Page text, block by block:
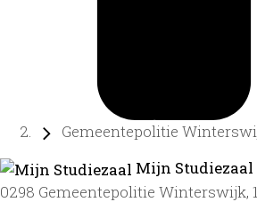
Gemeentepolitie
Mijn
0298 Gemeentepolitie Winterswijk,